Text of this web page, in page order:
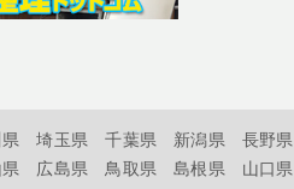
埼玉県 千葉県 新潟県 長野県
広島県 鳥取県 島根県 山口県